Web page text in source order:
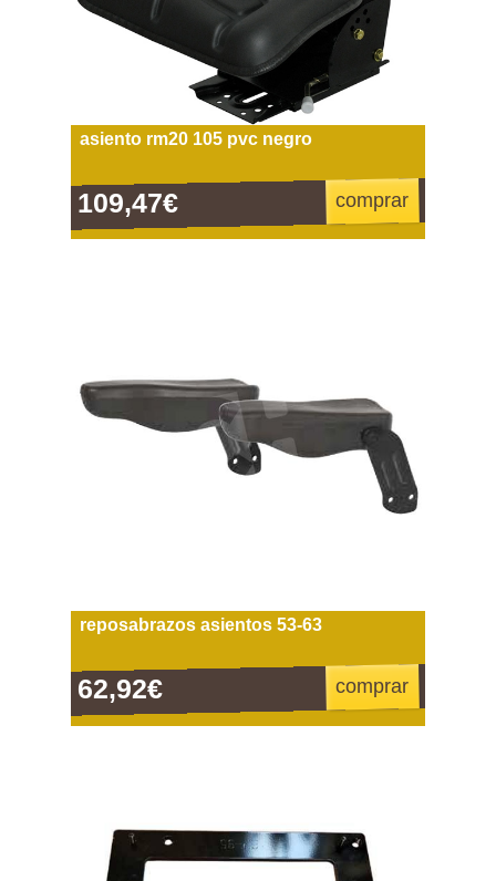
asiento rm20 105 pvc negro
109,47€ comprar
reposabrazos asientos 53-63
62,92€ comprar